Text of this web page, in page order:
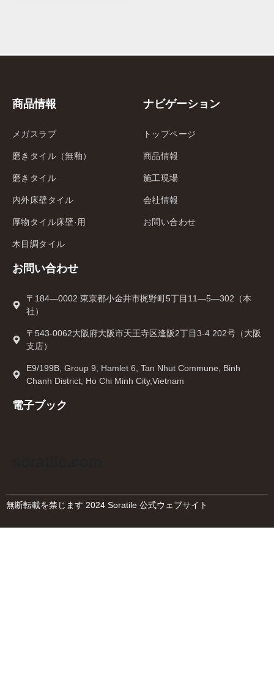
商品情報
メガスラブ
磨きタイル（無釉）
磨きタイル
内外床壁タイル
厚物タイル床壁·用
木目調タイル
ナビゲーション
トップページ
商品情報
施工現場
会社情報
お問い合わせ
お問い合わせ
〒184—0002 東京都小金井市梶野町5丁目11—5—302（本
社）
〒543-0062大阪府大阪市天王寺区逢阪2丁目3-4 202号（大阪
支店）
E9/199B, Group 9, Hamlet 6, Tan Nhut Commune, Binh
Chanh District, Ho Chi Minh City,Vietnam
電子ブック
無断転載を禁じます 2024 Soratile 公式ウェブサイト